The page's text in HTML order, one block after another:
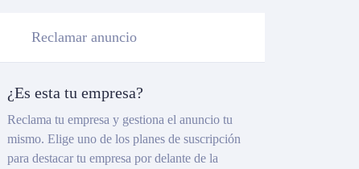
Reclamar anuncio
¿Es esta tu empresa?
Reclama tu empresa y gestiona el anuncio tu
mismo. Elige uno de los planes de suscripción
para destacar tu empresa por delante de la